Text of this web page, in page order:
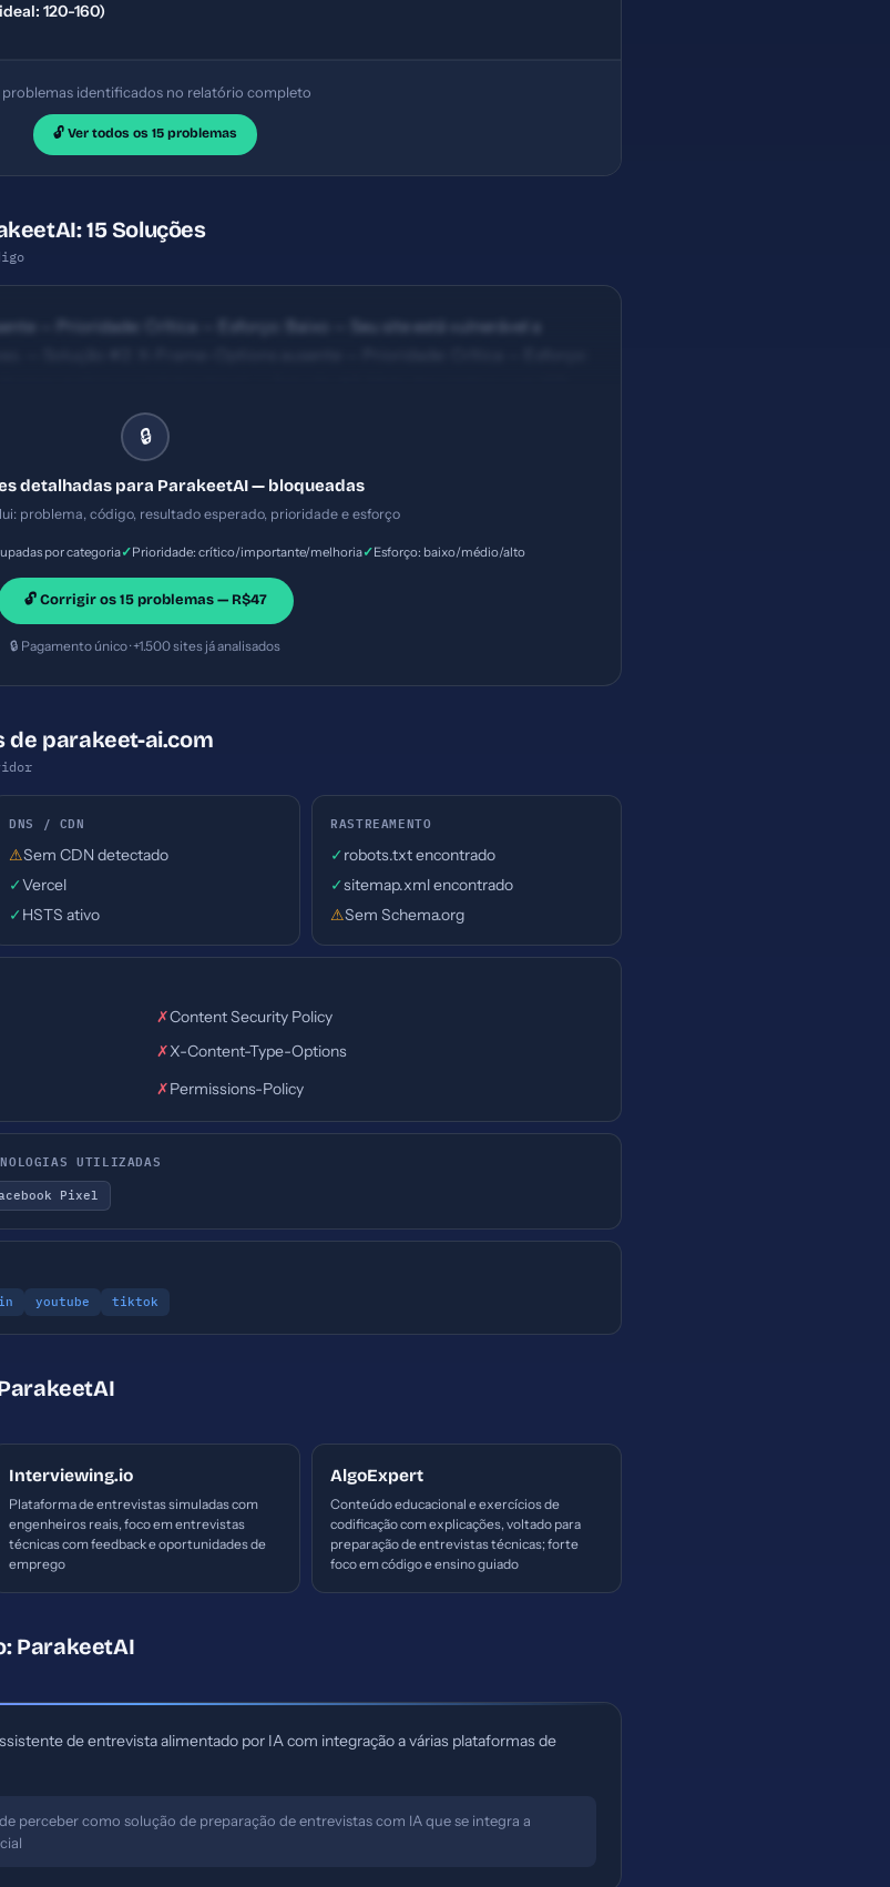
120-160)
problemas identificados no relatório completo
🔓 Ver todos os 15 problemas
15 Soluções
— Prioridade: Crítica — Esforço: Baixo — Seu site está vulnerável a
Importante — Esforço: Baixo
🔒
detalhadas para ParakeetAI — bloqueadas
problema, código, resultado esperado, prioridade e esforço
por categoria✓Prioridade: crítico/importante/melhoria✓Esforço: baixo/médio/alto
🔓 Corrigir os 15 problemas — R$47
🔒 Pagamento único · +1.500 sites já analisados
de parakeet-ai.com
DNS / CDN
⚠Sem CDN detectado
✓Vercel
✓ HSTS ativo
RASTREAMENTO
✓ robots.txt encontrado
✓sitemap.xml encontrado
⚠Sem Schema.org
✗Content Security Policy
✗X-Content-Type-Options
✗Permissions-Policy
UTILIZADAS
Pixel
youtube tiktok
Interviewing.io
Plataforma de entrevistas simuladas com
engenheiros reais, foco em entrevistas
técnicas com feedback e oportunidades de
emprego
AlgoExpert
Conteúdo educacional e exercícios de
codificação com explicações, voltado para
preparação de entrevistas técnicas; forte
foco em código e ensino guiado
ParakeetAI
de entrevista alimentado por IA com integração a várias plataformas de
perceber como solução de preparação de entrevistas com IA que se integra a